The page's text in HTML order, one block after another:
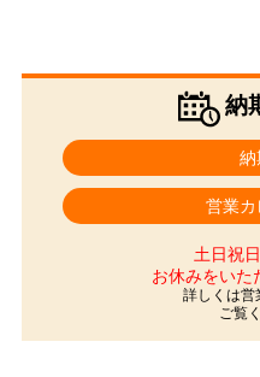
納
納
営業カ
土日祝
お休みをいた
詳しくは営
ご覧